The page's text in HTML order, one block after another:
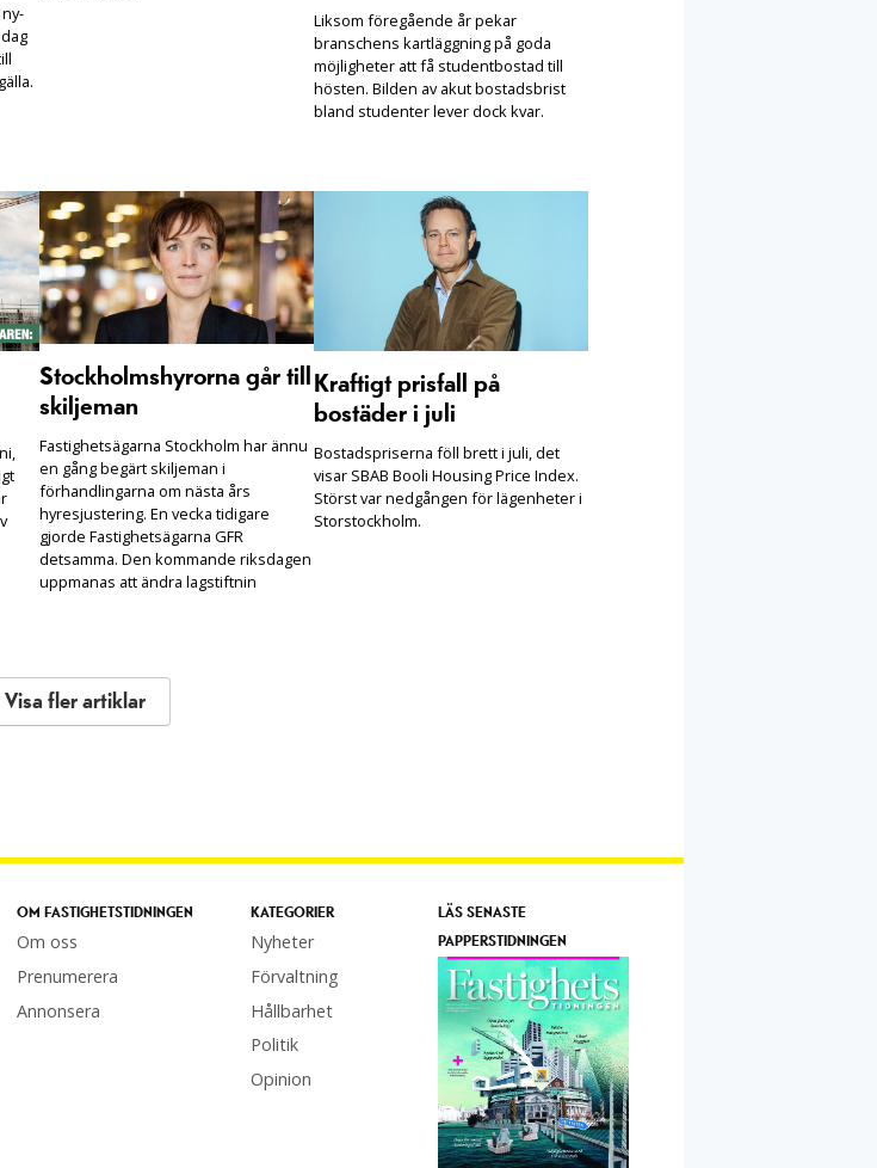
Liksom föregående år pekar
branschens kartläggning på goda
möjligheter att få studentbostad till
hösten. Bilden av akut bostadsbrist
bland studenter lever dock kvar.
Stockholmshyrorna går till
skiljeman
Fastighetsägarna Stockholm har ännu
en gång begärt skiljeman i
förhandlingarna om nästa års
hyresjustering. En vecka tidigare
gjorde Fastighetsägarna GFR
detsamma. Den kommande riksdagen
uppmanas att ändra lagstiftnin
Kraftigt prisfall på
bostäder i juli
Bostadspriserna föll brett i juli, det
visar SBAB Booli Housing Price Index.
Störst var nedgången för lägenheter i
Storstockholm.
Visa fler artiklar
OM FASTIGHETSTIDNINGEN
Om oss
Prenumerera
Annonsera
KATEGORIER
Nyheter
Förvaltning
Hållbarhet
Politik
Opinion
LÄS SENASTE
PAPPERSTIDNINGEN